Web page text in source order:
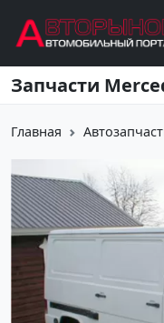
Перейти к основному
Главная